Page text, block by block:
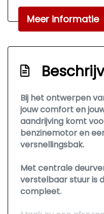
Anti blokkeer
Passagiersairbag
Meer informatie
Bij het ontwerpen
jouw comfort en
aandrijving komt
benzinemotor en
versnellingsbak.
Met centrale
verstelbaar stuur is
compleet.